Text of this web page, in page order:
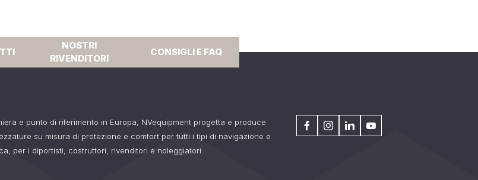
NOSTRI
RIVENDITORI
CONSIGLI E FAQ
e punto di riferimento in Europa, NVequipment progetta e produce
su misura di protezione e comfort per tutti i tipi di navigazione e
per i diportisti, costruttori, rivenditori e noleggiatori.